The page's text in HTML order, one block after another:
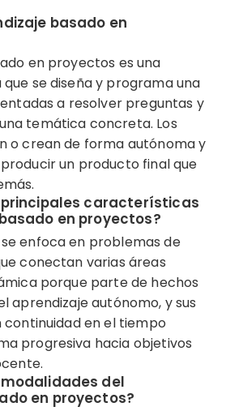
basado en
en proyectos es una
se diseña y programa una
a resolver preguntas y
temática concreta. Los
o crean de forma autónoma y
un producto final que
principales características
en proyectos?
enfoca en problemas de
conectan varias áreas
porque parte de hechos
aprendizaje autónomo, y sus
en el tiempo
progresiva hacia objetivos
del
en proyectos?